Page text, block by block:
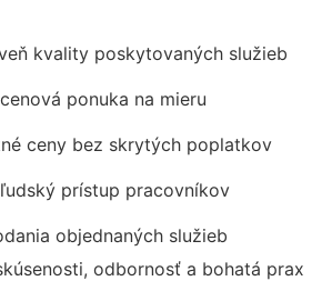
kvality poskytovaných služieb
ponuka na mieru
ceny bez skrytých poplatkov
prístup pracovníkov
objednaných služieb
odbornosť a bohatá prax